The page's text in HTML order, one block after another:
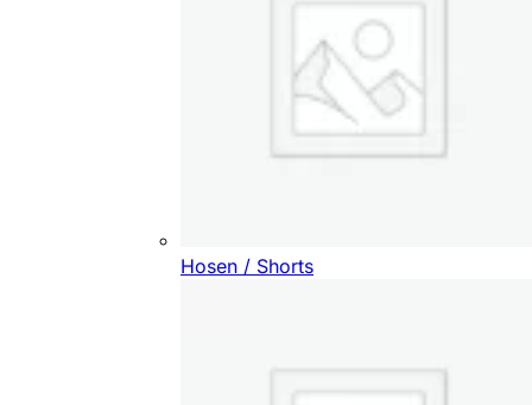
Hosen / Shorts